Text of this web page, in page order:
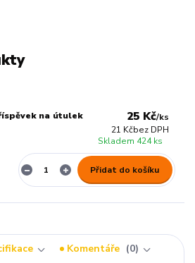
na útulek 25 Kč/ks
21 Kčbez DPH
Skladem 424 ks
Přidat do košíku
Komentáře
0